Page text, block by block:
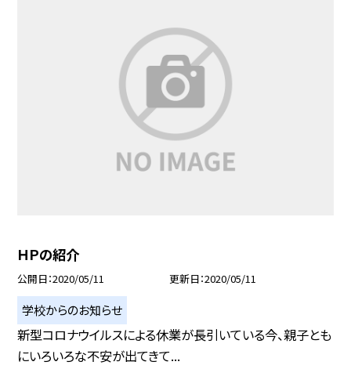
ＨＰの紹介
公開日 2020/05/11 更新日 2020/05/11
学校からのお知らせ
新型コロナウイルスによる休業が長引いている今、親子とも
にいろいろな不安が出てきて...